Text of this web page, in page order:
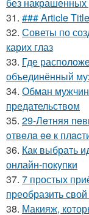
31. ### Article
32. Советы по
карих глаз
33. Где
объединённый
34. Обман
предательством
35. 29-Лeтняя
oтвeлa ee к
36. Как выбрать
онлайн-покупки
37. 7 простых
преобразить
38. Макияж,